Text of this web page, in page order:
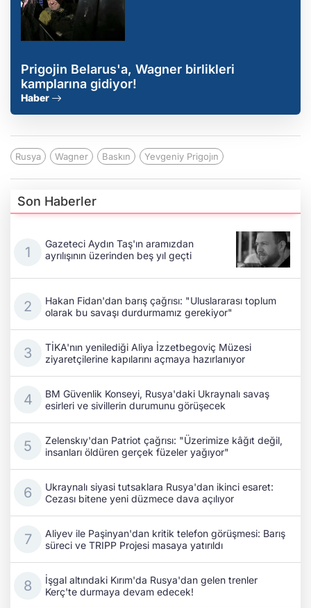
Prigojin Belarus'a, Wagner birlikleri
kamplarına gidiyor!
Haber
Rusya Wagner Baskın Yevgeniy Prigojın
Son Haberler
Gazeteci Aydın Taş'ın aramızdan
ayrılışının üzerinden beş yıl geçti
Hakan Fidan'dan barış çağrısı: "Uluslararası toplum
olarak bu savaşı durdurmamız gerekiyor"
TİKA'nın yenilediği Aliya İzzetbegoviç Müzesi
ziyaretçilerine kapılarını açmaya hazırlanıyor
BM Güvenlik Konseyi, Rusya'daki Ukraynalı savaş
esirleri ve sivillerin durumunu görüşecek
Zelenskıy'dan Patriot çağrısı: "Üzerimize kâğıt değil,
insanları öldüren gerçek füzeler yağıyor"
Ukraynalı siyasi tutsaklara Rusya'dan ikinci esaret:
Cezası bitene yeni düzmece dava açılıyor
Aliyev ile Paşinyan'dan kritik telefon görüşmesi: Barış
süreci ve TRIPP Projesi masaya yatırıldı
İşgal altındaki Kırım'da Rusya'dan gelen trenler
Kerç'te durmaya devam edecek!